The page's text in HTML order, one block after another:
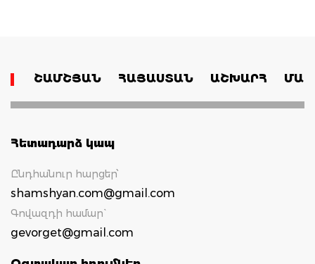
ՇԱՄՇՅԱՆ ՀԱՅԱՍՏԱՆ ԱՇԽԱՐՀ
Հետադարձ կապ
Ընդհանուր հարցեր՝
shamshyan.com@gmail.com
Գովազդի համար`
gevorget@gmail.com